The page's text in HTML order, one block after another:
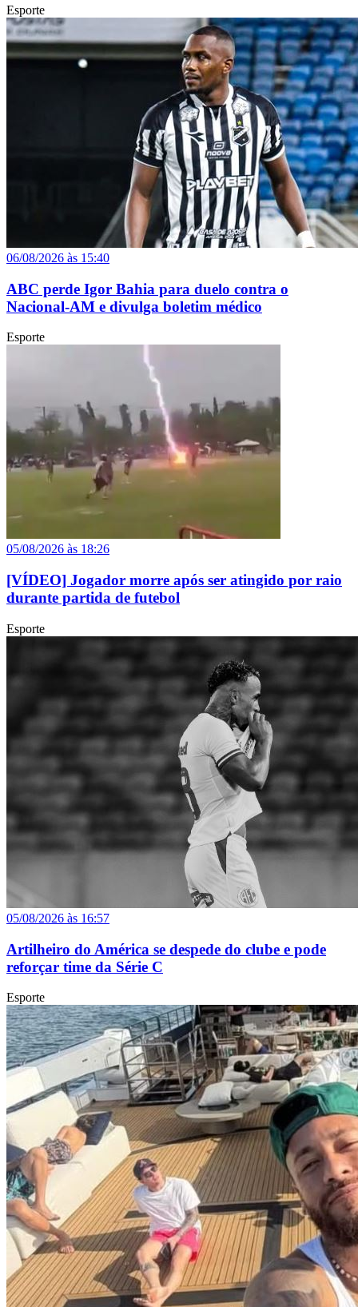
Esporte
06/08/2026 às 15:40
ABC perde Igor Bahia para duelo contra o
Nacional-AM e divulga boletim médico
Esporte
05/08/2026 às 18:26
[VÍDEO] Jogador morre após ser atingido por raio
durante partida de futebol
Esporte
05/08/2026 às 16:57
Artilheiro do América se despede do clube e pode
reforçar time da Série C
Esporte